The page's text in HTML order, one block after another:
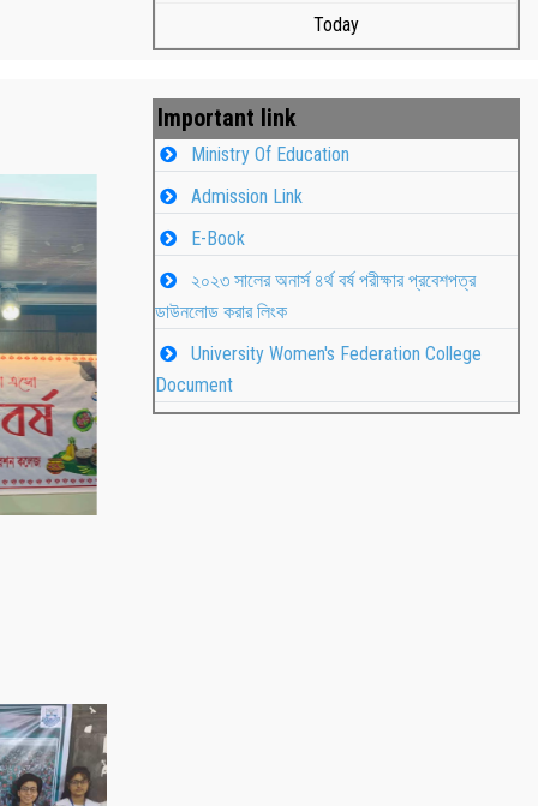
Today
Important link
Ministry Of Education
Admission Link
E-Book
২০২৩ সালের অনার্স ৪র্থ বর্ষ পরীক্ষার প্রবেশপত্র
ডাউনলোড করার লিংক
University Women's Federation College
Document